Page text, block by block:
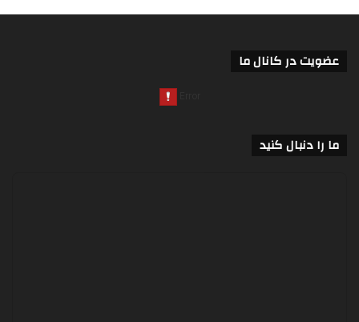
عضویت در کانال ما
ما را دنبال کنید